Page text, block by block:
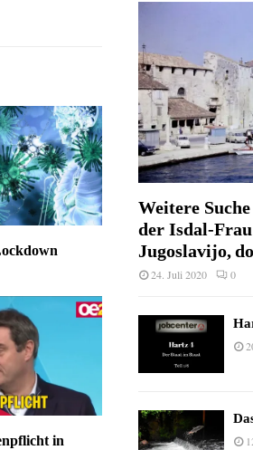
in
Weitere
der Isdal-
Jugoslavijo,
24. Juli 2020 0